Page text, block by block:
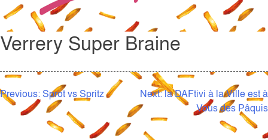
Verrery Super Braine
NAVIGATION
DE
Previous:Sprot vs Spritz Next:la DAFtivi à la Ville est à
Vous des Pâquis